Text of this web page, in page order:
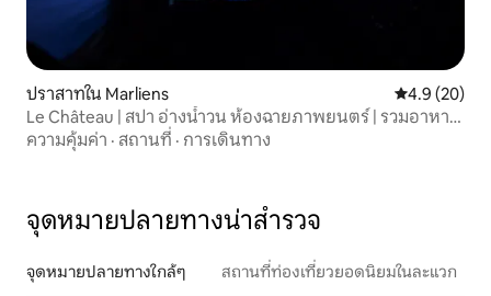
ปราสาทใน Marliens คะแนนเฉลี่ย
4.9 (20)
Le Château | สปา อ่างน้ำวน ห้องฉายภาพยนตร์ | รวมอาหาร
เช้า
ความคุ้มค่า · สถานที่ · การเดินทาง
จุดหมายปลายทางน่าสำรวจ
จุดหมายปลายทางใกล้ๆ สถานที่ท่องเที่ยวยอดนิยมในละแวก